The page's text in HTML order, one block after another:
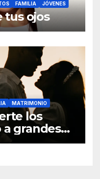
FAMILIA JÓVENES
tus ojos
MATRIMONIO
los
grandes